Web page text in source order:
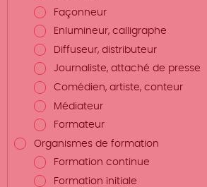
Façonneur
Enlumineur, calligraphe
Diffuseur, distributeur
Journaliste, attaché de presse
Comédien, artiste, conteur
Médiateur
Formateur
Organismes de formation
Formation continue
Formation initiale